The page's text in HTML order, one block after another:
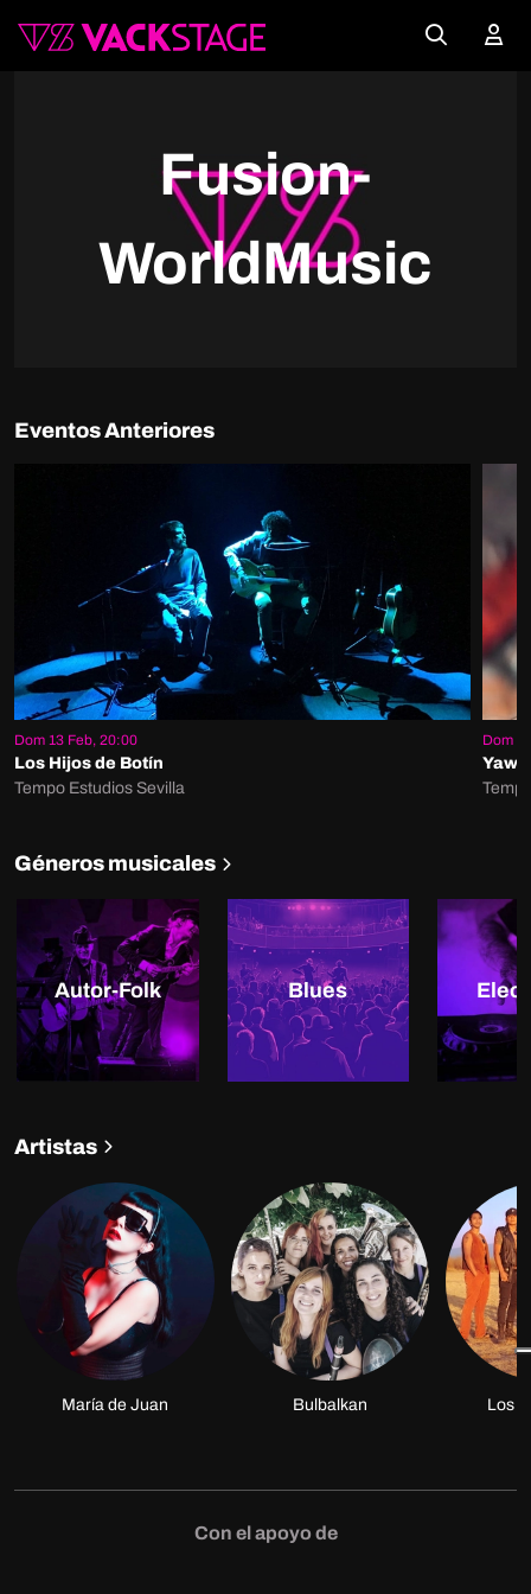
Fusion-
WorldMusic
Eventos Anteriores
Dom 13 Feb, 20:00
Los Hijos de Botín
Tempo Estudios Sevilla
Dom
Géneros musicales
Autor-Folk Blues
Artistas
María de Juan Bulbalkan Los
Con el apoyo de